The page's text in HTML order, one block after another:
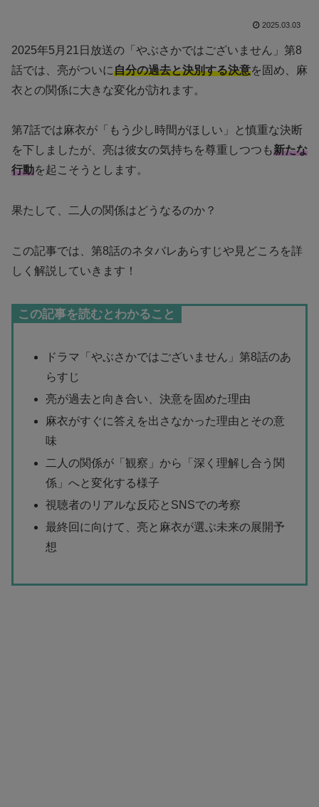
2025.03.03
2025年5月21日放送の「やぶさかではございません」第8
話では、亮がついに自分の過去と決別する決意を固め、麻
衣との関係に大きな変化が訪れます。
第7話では麻衣が「もう少し時間がほしい」と慎重な決断
を下しましたが、亮は彼女の気持ちを尊重しつつも新たな
行動を起こそうとします。
果たして、二人の関係はどうなるのか？
この記事では、第8話のネタバレあらすじや見どころを詳
しく解説していきます！
この記事を読むとわかること
ドラマ「やぶさかではございません」第8話のあ
らすじ
亮が過去と向き合い、決意を固めた理由
麻衣がすぐに答えを出さなかった理由とその意
味
二人の関係が「観察」から「深く理解し合う関
係」へと変化する様子
視聴者のリアルな反応とSNSでの考察
最終回に向けて、亮と麻衣が選ぶ未来の展開予
想